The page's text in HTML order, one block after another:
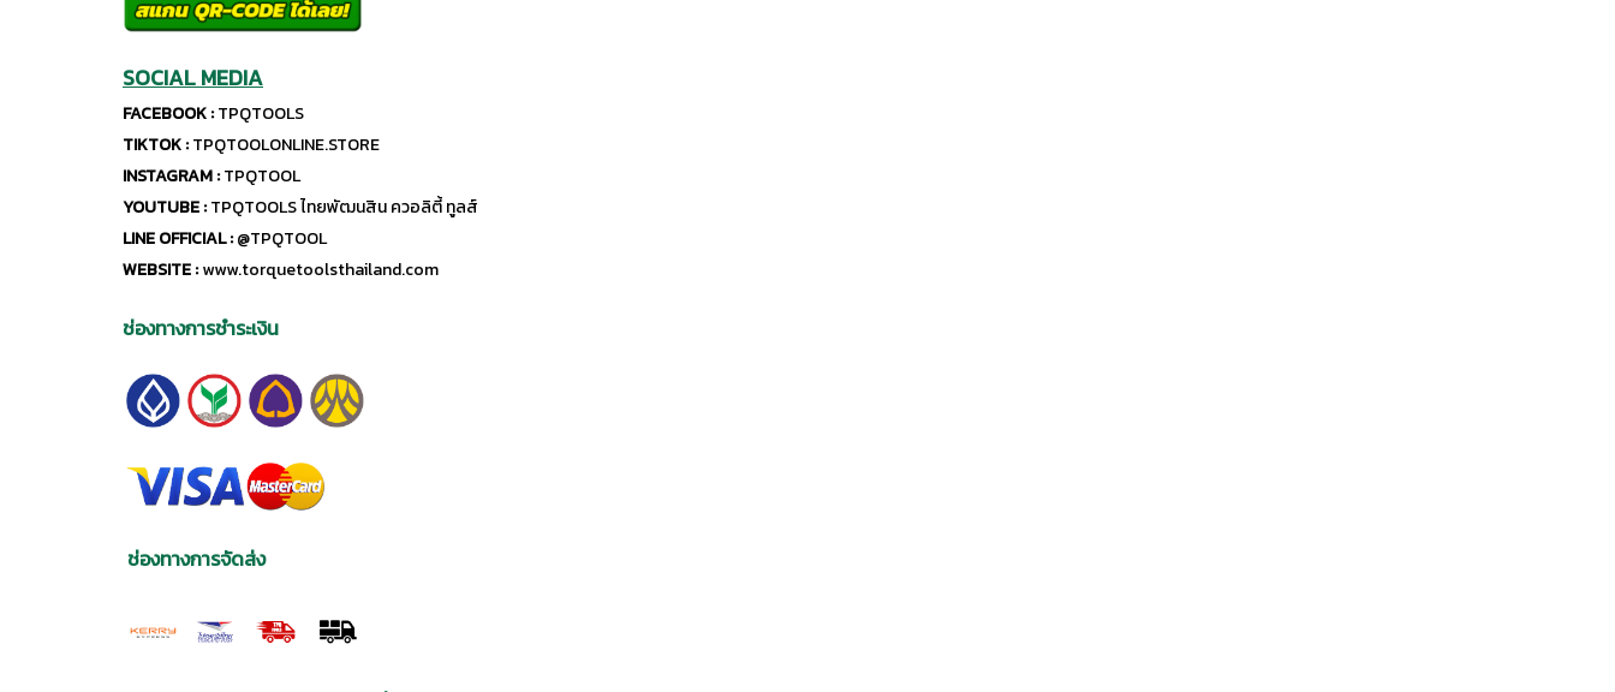
SOCIAL MEDIA
FACEBOOK :TPQTOOLS
TIKTOK :TPQTOOLONLINE.STORE
INSTAGRAM :TPQTOOL
YOUTUBE :TPQTOOLS ไทยพัฒนสิน ควอลิตี้ ทูลส์
LINE OFFICIAL :@TPQTOOL
WEBSITE :www.torquetoolsthailand.com
ช่องทางการชำระเงิน
ช่องทางการจัดส่ง